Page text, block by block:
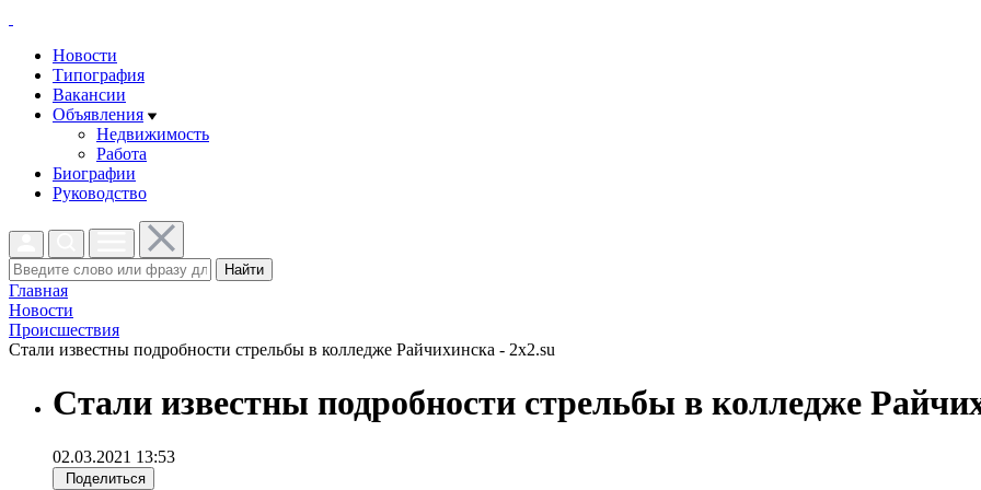
Новости
Типография
Вакансии
Объявления
Недвижимость
Работа
Биографии
Руководство
Найти
Главная
Новости
Проиcшествия
Стали известны подробности стрельбы в колледже Райчихинска - 2x2.su
Стали известны подробности стрельбы в колледже
02.03.2021 13:53
Поделиться